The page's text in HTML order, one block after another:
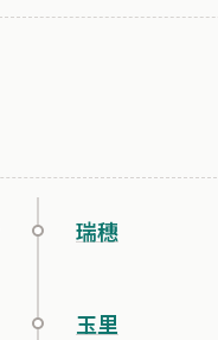
瑞穗
玉里